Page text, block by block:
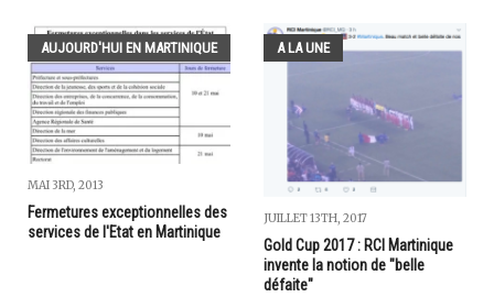
AUJOURD'HUI EN MARTINIQUE
MAI 3RD, 2013
Fermetures exceptionnelles des
services de l'Etat en Martinique
A LA UNE
JUILLET 13TH, 2017
Gold Cup 2017 : RCI Martinique
invente la notion de "belle
défaite"